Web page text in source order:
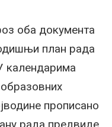
оба документа
план рада
календарима
прописано